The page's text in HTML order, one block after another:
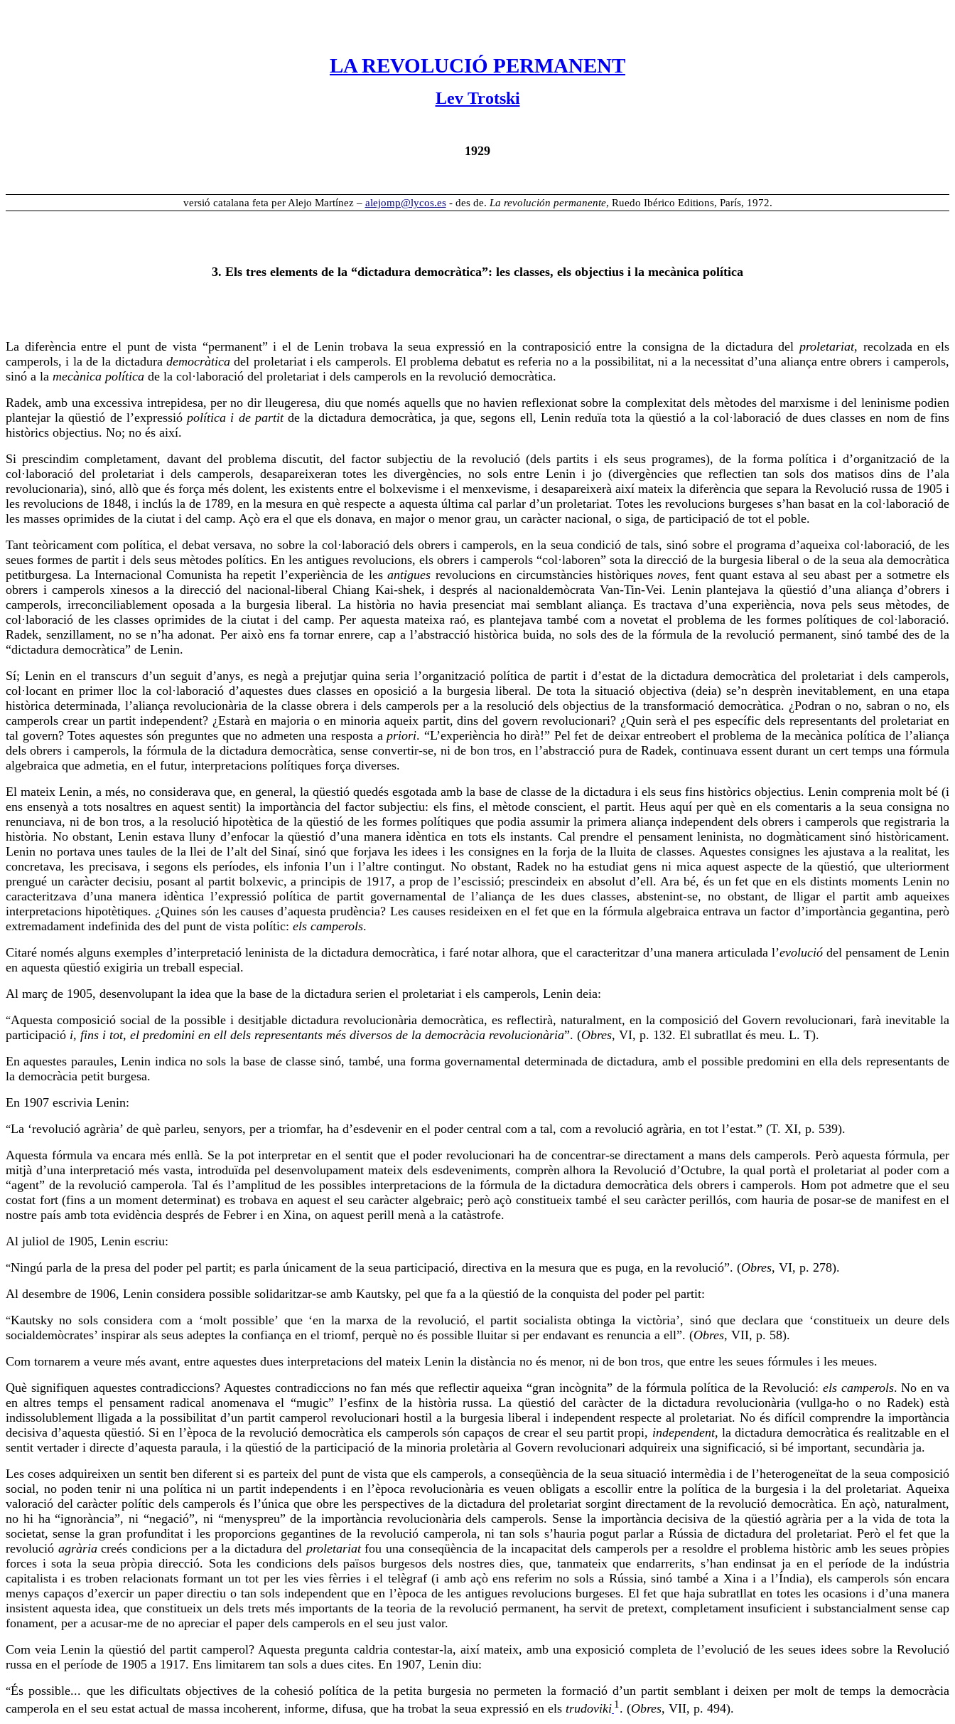
LA REVOLUCIÓ PERMANENT
Lev Trotski
1929
versió catalana feta per Alejo Martínez – alejomp@lycos.es - des de. La revolución permanente, Ruedo Ibérico Editions, París, 1972.
3. Els tres elements de la “dictadura democràtica”: les classes, els objectius i la mecànica política
La diferència entre el punt de vista “permanent” i el de Lenin trobava la seua expressió en la contraposició entre la consigna de la dictadura delproletariat, recolzada en els
camperols, i la de la dictadura democràtica del proletariat i els camperols. El problema debatut es referia no a la possibilitat, ni a la necessitat d’una aliança entre obrers i camperols,
sinó a la mecànica política de la col·laboració del proletariat i dels camperols en la revolució democràtica.
Radek, amb una excessiva intrepidesa, per no dir lleugeresa, diu que només aquells que no havien reflexionat sobre la complexitat dels mètodes del marxisme i del leninisme podien
plantejar la qüestió de l’expressiópolítica i de partitde la dictadura democràtica, ja que, segons ell, Lenin reduïa tota la qüestió a la col·laboració de dues classes en nom de fins
històrics objectius. No; no és així.
Siprescindim completament, davant del problema discutit, del factor subjectiu de la revolució (dels partits i els seus programes), de la forma política i d’organització de la
col·laboració del proletariat i dels camperols, desapareixeran totes les divergències, no sols entre Lenin i jo (divergències que reflectien tan sols dos matisos dins de l’ala
revolucionaria), sinó,allò que és força més dolent, les existents entre el bolxevisme i el menxevisme, i desapareixerà així mateix la diferència que separa la Revolució russa de 1905 i
les revolucions de 1848, i inclús la de 1789, en la mesura en què respecte a aquesta última cal parlar d’un proletariat. Totes les revolucions burgeses s’han basat en la col·laboració de
les masses oprimides de la ciutat i del camp. Açò era el que els donava, en major o menor grau, un caràcter nacional, o siga, de participació de tot el poble.
Tant teòricament com política, el debat versava, no sobre la col·laboració dels obrers i camperols, en la seua condició de tals, sinó sobre el programa d’aqueixa col·laboració, de les
seues formes de partit i dels seus mètodes polítics. En les antigues revolucions, els obrers i camperols “col·laboren” sota la direcció de la burgesia liberal o de la seua ala democràtica
petitburgesa. La Internacional Comunista ha repetit l’experiència de lesantigues revolucions en circumstàncies històriquesnoves, fent quant estava al seu abast per a sotmetre els
obrers i camperols xinesos a la direcciódel nacional-liberalChiang Kai-shek, i després al nacionaldemòcrata Van-Tin-Vei. Lenin plantejava la qüestió d’una aliança d’obrers i
camperols, irreconciliablement oposada a la burgesia liberal. La història no havia presenciat mai semblant aliança. Es tractava d’una experiència, nova pels seus mètodes, de
col·laboració de les classes oprimides de la ciutat i del camp. Per aquesta mateixa raó, es plantejava també com a novetat el problema de les formes polítiques de col·laboració.
Radek, senzillament, no se n’ha adonat. Per això ens fa tornar enrere, cap a l’abstracció històrica buida, no sols des de la fórmula de la revolució permanent, sinó també des de la
“dictadura democràtica” de Lenin.
Sí; Lenin en el transcurs d’un seguit d’anys, es negà a prejutjar quina seria l’organització política de partit i d’estat de la dictadura democràtica del proletariat i dels camperols,
col·locant en primer lloc la col·laboració d’aquestes dues classes en oposició a la burgesia liberal. De tota la situació objectiva (deia) se’n desprèn inevitablement, en una etapa
històrica determinada, l’aliança revolucionària de la classe obrera i dels camperols per a la resolució dels objectius de la transformació democràtica. ¿Podran o no, sabran o no, els
camperols crear un partit independent? ¿Estarà en majoria o en minoria aqueix partit, dins del govern revolucionari? ¿Quin serà el pes específic dels representants del proletariat en
tal govern? Totes aquestes són preguntes que no admeten una resposta apriori. “L’experiència ho dirà!” Pel fet de deixar entreobert el problema de la mecànica política de l’aliança
dels obrers i camperols, la fórmula de la dictadura democràtica, sense convertir-se, ni de bon tros, en l’abstracció pura de Radek, continuava essent durant un cert temps una fórmula
algebraica que admetia, en el futur, interpretacions polítiques força diverses.
El mateix Lenin, a més, no considerava que, en general, la qüestió quedés esgotada amb la base de classe de la dictadura i els seus fins històrics objectius. Lenin comprenia molt bé (i
ens ensenyà a tots nosaltres en aquest sentit) la importància del factor subjectiu: els fins, el mètode conscient, el partit. Heus aquí per què en els comentaris a la seua consigna no
renunciava, ni de bon tros, a la resolució hipotètica de la qüestió de les formes polítiques que podia assumir la primera aliança independent dels obrers i camperols queregistraria la
història. No obstant, Lenin estava lluny d’enfocar la qüestió d’una manera idèntica en tots els instants. Cal prendre el pensament leninista, no dogmàticament sinó històricament.
Lenin no portava unes taules de la llei de l’alt del Sinaí, sinó que forjava les idees i les consignes en la forja de la lluita de classes. Aquestes consignes les ajustava a la realitat, les
concretava, les precisava, i segons els períodes, els infonia l’un i l’altre contingut. No obstant, Radek no ha estudiat gens ni mica aquest aspecte de la qüestió, que ulteriorment
prengué un caràcter decisiu, posant al partit bolxevic, a principis de 1917, a prop de l’escissió; prescindeix en absolut d’ell. Ara bé, és un fet que en els distints moments Lenin no
caracteritzava d’una manera idèntica l’expressió política de partit governamental de l’aliança de les dues classes, abstenint-se, no obstant, de lligar el partit amb aqueixes
interpretacions hipotètiques. ¿Quines són les causes d’aquesta prudència? Les causes resideixen en el fet que en la fórmula algebraica entravaun factor d’importància gegantina, però
extremadament indefinida des del punt de vista polític: els camperols.
Citaré només alguns exemples d’interpretació leninista de la dictadura democràtica, i faré notar alhora, que el caracteritzar d’una manera articulada l’evolució del pensament de Lenin
en aquesta qüestió exigiria un treball especial.
Al març de 1905, desenvolupant la idea que la base de la dictadura serien el proletariat i els camperols, Lenin deia:
“Aquesta composició social de la possible i desitjable dictadura revolucionària democràtica, es reflectirà, naturalment, en la composició del Govern revolucionari, farà inevitable la
participació i, fins i tot, el predomini en ell dels representants més diversos de la democràcia revolucionària”. (Obres, VI, p. 132. El subratllat és meu. L. T).
En aquestes paraules, Lenin indica no sols la base de classe sinó, també, una forma governamental determinada de dictadura, amb el possible predomini en ella dels representants de
la democràcia petit burgesa.
En 1907 escrivia Lenin:
“La ‘revolució agrària’ de què parleu, senyors, per a triomfar, ha d’esdevenir en el poder central com a tal, com a revolució agrària, en tot l’estat.” (T. XI, p. 539).
Aquesta fórmula va encara més enllà. Se la pot interpretar en el sentit que el poder revolucionari ha de concentrar-se directament a mans dels camperols. Però aquesta fórmula, per
mitjà d’una interpretació més vasta, introduïda pel desenvolupament mateix dels esdeveniments, comprèn alhora la Revolució d’Octubre, la qual portà el proletariat al poder com a
“agent” de la revolució camperola. Tal és l’amplitud de les possibles interpretacions de la fórmula de la dictadura democràtica dels obrers i camperols. Hom pot admetre que el seu
costat fort (fins a un moment determinat) es trobava en aquest el seu caràcter algebraic; però açò constitueix també el seu caràcter perillós, com hauria de posar-se de manifest en el
nostre país amb tota evidència després de Febrer i en Xina, on aquest perill menà a la catàstrofe.
Al juliol de 1905, Lenin escriu:
“Ningú parla de la presa del poder pel partit; es parla únicament de la seua participació, directiva en la mesura que es puga, en la revolució”. (Obres, VI, p. 278).
Al desembre de 1906, Lenin considera possible solidaritzar-se amb Kautsky, pel que fa a la qüestió de la conquista del poder pel partit:
“Kautsky no sols considera com a ‘molt possible’ que ‘en la marxa de la revolució, el partit socialista obtinga la victòria’, sinó que declara que ‘constitueix un deure dels
socialdemòcrates’ inspirar als seus adeptes la confiança en el triomf, perquè no és possible lluitar si per endavant es renuncia a ell”. (Obres, VII, p. 58).
Com tornarem a veure més avant, entre aquestes dues interpretacions del mateix Lenin la distància no és menor, ni de bon tros, que entre les seues fórmules i les meues.
Què signifiquen aquestes contradiccions? Aquestes contradiccions no fan més que reflectir aqueixa “gran incògnita” de la fórmula política de la Revolució: els camperols. No en va
en altres temps el pensament radical anomenavael “mugic” l’esfinx de la història russa. La qüestió del caràcter de la dictadura revolucionària (vullga-ho o no Radek) està
indissolublement lligada a la possibilitat d’un partit camperol revolucionari hostil a la burgesia liberal i independent respecte al proletariat. No és difícil comprendre la importància
decisiva d’aquesta qüestió. Si en l’època de la revolució democràtica els camperols són capaços de crear el seu partit propi, independent, la dictadura democràtica és realitzable en el
sentit vertader i directe d’aquesta paraula, i la qüestió de la participació de la minoria proletària al Govern revolucionari adquireix una significació, si bé important, secundària ja.
Les coses adquireixen un sentit ben diferent si es parteix del punt de vista que els camperols, a conseqüència de la seua situació intermèdia i de l’heterogeneïtat de la seua composició
social, no poden tenir ni una política ni un partit independents i en l’època revolucionària esveuen obligats a escollir entre la política de la burgesia i la del proletariat. Aqueixa
valoració del caràcter polític dels camperols és l’única que obre les perspectives de la dictadura del proletariat sorgint directament de la revolució democràtica. En açò, naturalment,
no hi ha “ignorància”, ni “negació”, ni “menyspreu” de la importància revolucionària dels camperols. Sense la importància decisiva de la qüestió agrària per a la vida de tota la
societat, sense la gran profunditat i les proporcions gegantines de la revolució camperola, ni tan sols s’hauria pogut parlar a Rússia de dictadura del proletariat. Però el fet que la
revolució agràriacreés condicions per a la dictadura del proletariat fou una conseqüència de la incapacitat dels camperols per a resoldre el problema històric amb les seues pròpies
forces isota la seua pròpiadirecció. Sota les condicions dels països burgesos dels nostres dies, que, tanmateix que endarrerits, s’han endinsat ja en el període de la indústria
capitalista i es troben relacionats formant un tot per les vies fèrries i el telègraf (i amb açò ens referimno sols a Rússia, sinó també a Xina i a l’Índia), els camperols són encara
menys capaços d’exercir un paper directiu o tan sols independent que en l’època de les antigues revolucions burgeses. El fet que haja subratllat en totes les ocasions i d’una manera
insistent aquesta idea, que constitueix un dels trets més importants de la teoria de la revolució permanent, ha servit de pretext, completament insuficient i substancialment sense cap
fonament, per a acusar-me de no apreciar el paper dels camperols en el seu just valor.
Com veia Lenin la qüestió del partit camperol? Aquesta pregunta caldria contestar-la, així mateix, amb una exposició completa de l’evolució de les seues idees sobre la Revolució
russa en el període de 1905 a 1917. Ens limitarem tan sols a dues cites. En 1907, Lenin diu:
“És possible... que les dificultats objectives de la cohesió política de la petita burgesia no permeten la formació d’un partit semblant i deixen per molt de temps la democràcia
camperola en el seu estat actual de massa incoherent, informe, difusa, que ha trobat la seua expressió en els trudoviki 1. (Obres, VII, p. 494).